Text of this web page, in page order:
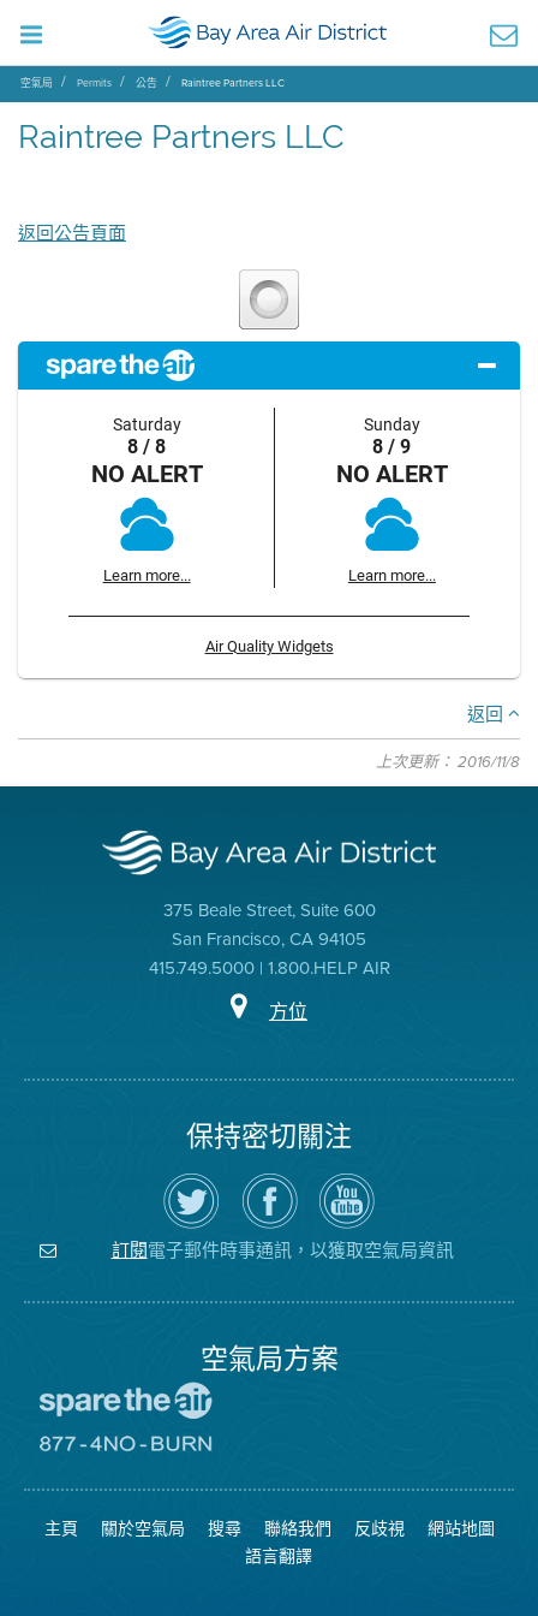
空氣局 Permits 公告 Raintree Partners LLC
Raintree Partners LLC
返回公告頁面
Saturday
8 / 8
NO ALERT
Learn more...
Sunday
8 / 9
NO ALERT
Learn more...
Air Quality Widgets
返回
上次更新： 2016/11/8
375 Beale Street, Suite 600
San Francisco, CA 94105
415.749.5000 | 1.800.HELP AIR
方位
保持密切關注
在
Twitter
上
關
注
空
瀏
覽
氣
局
的
空
氣
局
YouTube
頻
道
訂閱電子郵件時事通訊，以獲取空氣局資訊
空氣局方案
空
日
網
站
8774
可
燃
燒
主頁 關於空氣局 搜尋 聯絡我們 反歧視
網站地圖
語言翻譯